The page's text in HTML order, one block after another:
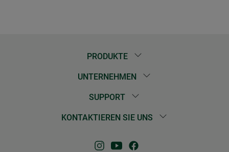
PRODUKTE
UNTERNEHMEN
SUPPORT
KONTAKTIEREN SIE UNS